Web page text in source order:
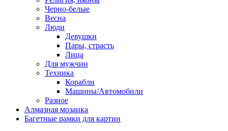
Черно-белые
Весна
Люди
Девушки
Пары, страсть
Лица
Для мужчин
Техника
Корабли
Машины/Автомобили
Разное
Алмазная мозаика
Багетные рамки для картин